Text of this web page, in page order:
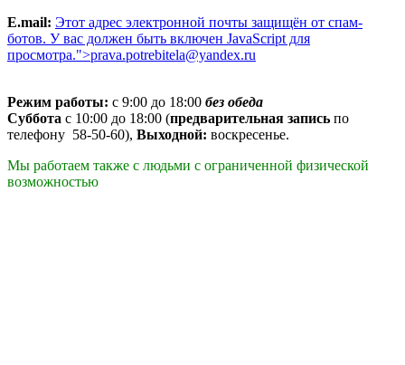
Е.mail: Этот адрес электронной почты защищён от спам-
ботов. У вас должен быть включен JavaScript для
просмотра.">prava.potrebitela@yandex.ru
Режим работы: с 9:00 до 18:00 без обеда
Cуббота c 10:00 до 18:00 (предварительная запись по
телефону 58-50-60), Выходной: воскресенье.
Мы работаем также с людьми с ограниченной физической
возможностью